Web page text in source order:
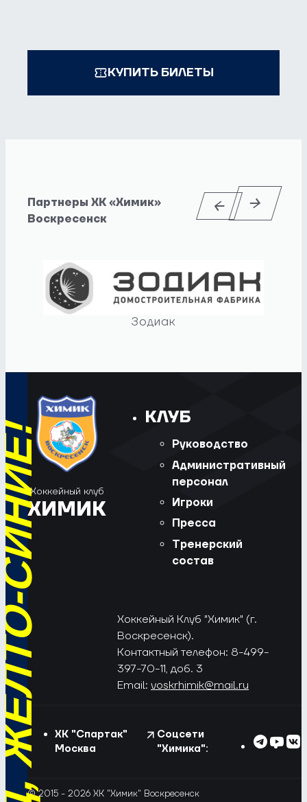
КУПИТЬ БИЛЕТЫ
Партнеры ХК «Химик»
Воскресенск
Зодиак
Хоккейный клуб
ХИМИК
КЛУБ
Руководство
Административный
персонал
Игроки
Пресса
Тренерский
состав
Хоккейный Клуб "Химик" (г.
Воскресенск).
Контактный телефон: 8-499-
397-70-11, доб. 3
Email: voskrhimik@mail.ru
ХК "Спартак"
Москва
Соцсети
"Химика":
© 2015 - 2026 ХК "Химик" Воскресенск